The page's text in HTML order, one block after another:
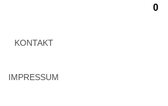
0
KONTAKT
IMPRESSUM